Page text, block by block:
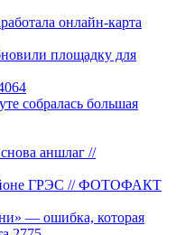
онлайн-карта
площадку для
собралась большая
аншлаг //
ГРЭС // ФОТОФАКТ
— ошибка, которая